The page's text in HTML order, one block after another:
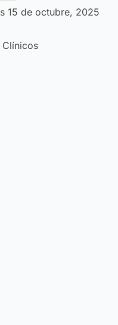
15 de octubre, 2025